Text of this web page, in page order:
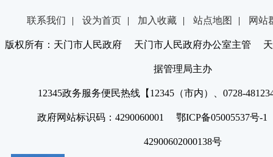
联系我们 | 设为首页 | 加入收藏 | 站点地图 | 网站
版权所有：天门市人民政府 天门市人民政府办公室主管 天
据管理局主办
12345政务服务便民热线【12345（市内）、0728-
政府网站标识码：4290060001 鄂ICP备05005537号
42900602000138号